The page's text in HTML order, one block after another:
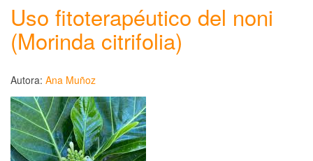
Uso fitoterapéutico del noni
(Morinda citrifolia)
Autora: Ana Muñoz